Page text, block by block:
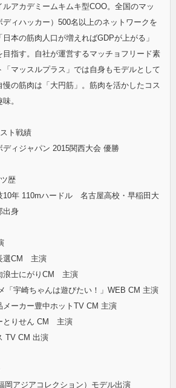
ルアカデミームキムキ型COO。全国のマッ
ディハッカー）500名以上のネットワークを
日本の筋肉人口が増えればGDPが上がる」
目指す。自社が運営するマッチョフリード素
「マッスルプラス」では自身もモデルとして
慢の筋肉は「大円筋」。筋肉を活かしたコス
。
ト戦績
ディジャパン 2015関西大会 優勝
歴
10年 110mハードル 名古屋高校・早稲田大
出身
選CM 主演
浪士にがりCM 主演
「宇崎ちゃんは遊びたい！」WEB CM 主演
メーカー豊中ホットTV CM 主演
とりせん CM 主演
TV CM 出演
岡アジアコレクション）モデル出演